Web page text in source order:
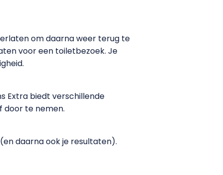
om daarna weer terug te
voor een toiletbezoek. Je
Extra biedt verschillende
door te nemen.
daarna ook je resultaten).